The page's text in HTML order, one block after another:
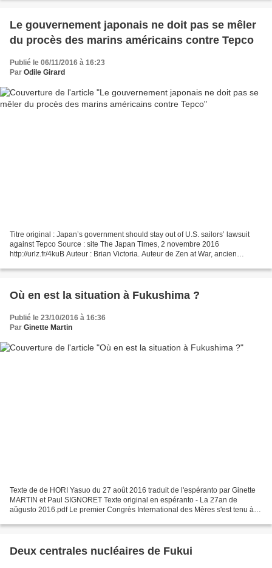
Le gouvernement japonais ne doit pas se mêler
du procès des marins américains contre Tepco
Publié le 06/11/2016 à 16:23
Par Odile Girard
Titre original : Japan’s government should stay out of U.S. sailors’ lawsuit
against Tepco Source : site The Japan Times, 2 novembre 2016
http://urlz.fr/4kuB Auteur : Brian Victoria. Auteur de Zen at War, ancien
Où en est la situation à Fukushima ?
Publié le 23/10/2016 à 16:36
Par Ginette Martin
Texte de de HORI Yasuo du 27 août 2016 traduit de l'espéranto par Ginette
MARTIN et Paul SIGNORET Texte original en espéranto - La 27an de
aŭgusto 2016.pdf Le premier Congrès International des Mères s'est tenu à
Deux centrales nucléaires de Fukui